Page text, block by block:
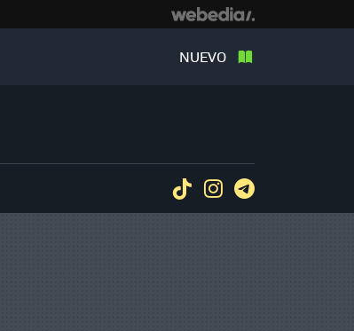
NUEVO
TiktokInstagram